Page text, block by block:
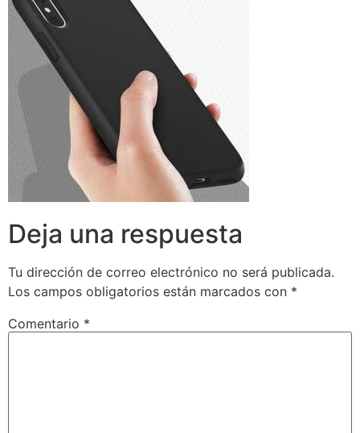
Deja una respuesta
Tu dirección de correo electrónico no será publicada.
Los campos obligatorios están marcados con *
Comentario *